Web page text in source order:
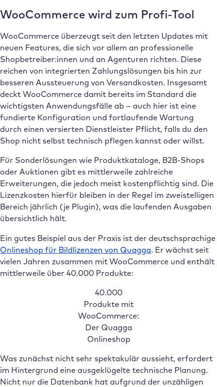
WooCommerce wird zum Profi-Tool
WooCommerce überzeugt seit den letzten Updates mit
neuen Features, die sich vor allem an professionelle
Shopbetreiber:innen und an Agenturen richten. Diese
reichen von integrierten Zahlungslösungen bis hin zur
besseren Aussteuerung von Versandkosten. Insgesamt
deckt WooCommerce damit bereits im Standard die
wichtigsten Anwendungsfälle ab – auch hier ist eine
fundierte Konfiguration und fortlaufende Wartung
durch einen versierten Dienstleister Pflicht, falls du den
Shop nicht selbst technisch pflegen kannst oder willst.
Für Sonderlösungen wie Produktkataloge, B2B-Shops
oder Auktionen gibt es mittlerweile zahlreiche
Erweiterungen, die jedoch meist kostenpflichtig sind. Die
Lizenzkosten hierfür bleiben in der Regel im zweistelligen
Bereich jährlich (je Plugin), was die laufenden Ausgaben
übersichtlich hält.
Ein gutes Beispiel aus der Praxis ist der deutschsprachige
Onlineshop für Bildlizenzen von Quagga. Er wächst seit
vielen Jahren zusammen mit WooCommerce und enthält
mittlerweile über 40.000 Produkte:
40.000
Produkte mit
WooCommerce:
Der Quagga
Onlineshop
Was zunächst nicht sehr spektakulär aussieht, erfordert
im Hintergrund eine ausgeklügelte technische Planung.
Nicht nur die Datenbank hat aufgrund der unzähligen